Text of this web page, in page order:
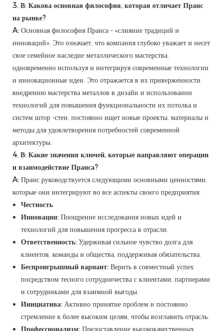
3. В: Какова основная философия, которая отличает Пранс
на рынке?
A: Основная философия Пранса - «слияние традиций и
инноваций». Это означает, что компания глубоко уважает и несет
свое семейное наследие металлического мастерства,
одновременно используя и интегрируя современные технологии
и инновационные идеи. Это отражается в их приверженности
внедрению мастерства металлов в дизайн и использовании
технологий для повышения функциональности их потолка и
систем штор -стен, постоянно ищет новые проекты, материалы и
методы для удовлетворения потребностей современной
архитектуры.
4. В: Какие значения ключей, которые направляют операции
и взаимодействие Пранса?
A: Пранс руководствуется следующими основными ценностями,
которые они интегрируют во все аспекты своего предприятия:
Честность
Инновации: Поощрение исследования новых идей и
технологий для повышения прогресса в отрасли.
Ответственность: Удерживая сильное чувство долга для
клиентов, команды и общества, поддерживая обязательства.
Беспроигрышный вариант: Верить в совместный успех
посредством тесного сотрудничества с клиентами, партнерами
и сотрудниками для взаимной выгоды.
Инициатива: Активно принятие проблем и постоянно
стремление к более высоким целям, чтобы возглавить отрасль.
Профессионализм: Предоставление высококачественных